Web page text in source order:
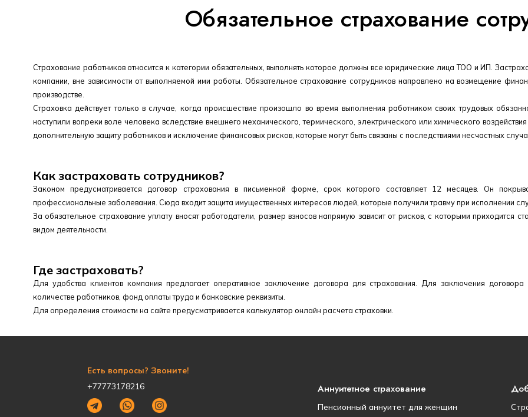
Обязательное страхование
Страхование работников относится к категории обязательных, выполнять которое должны все юридические лица ТОО и ИП.
компании, вне зависимости от выполняемой ими работы. Обязательное страхование сотрудников направлено на возмещение
производстве.
Страховка действует только в случае, когда происшествие произошло во время выполнения работником своих трудовых
наступили вопреки воле человека вследствие внешнего механического, термического, электрического или химического
дополнительную защиту работников и исключение финансовых рисков, которые могут быть связаны с последствиями несчастных
Как застраховать сотрудников?
Законом предусматривается договор страхования в письменной форме, срок которого составляет 12 месяцев. Он
профессиональные заболевания. Сюда входит защита имущественных интересов людей, которые получили травму при исполнении
За обязательное страхование уплату вносят работодатели, размер взносов напрямую зависит от рисков, с которыми приходится
видом деятельности.
Где застраховать?
Для удобства клиентов компания предлагает оперативное заключение договора для страхования. Для заключения
количестве работников, фонд оплаты труда и банковские реквизиты.
Для определения стоимости на сайте предусматривается калькулятор онлайн расчета страховки.
Есть вопросы? Звоните!
+77773178216 Аннуитетное страхование
Пенсионный аннуитет для женщин